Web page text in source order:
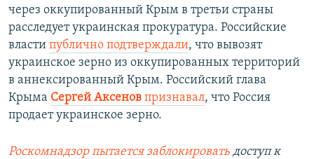
через оккупированный Крым в третьи страны
расследует украинская прокуратура. Российские
власти публично подтверждали, что вывозят
украинское зерно из оккупированных территорий
в аннексированный Крым. Российский глава
Крыма Сергей Аксенов признавал, что Россия
продает украинское зерно.
Роскомнадзор пытается заблокировать доступ к